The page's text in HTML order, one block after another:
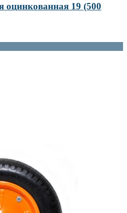
19 (500